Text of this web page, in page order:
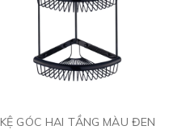
KỆ GÓC HAI TẦNG MÀU ĐEN